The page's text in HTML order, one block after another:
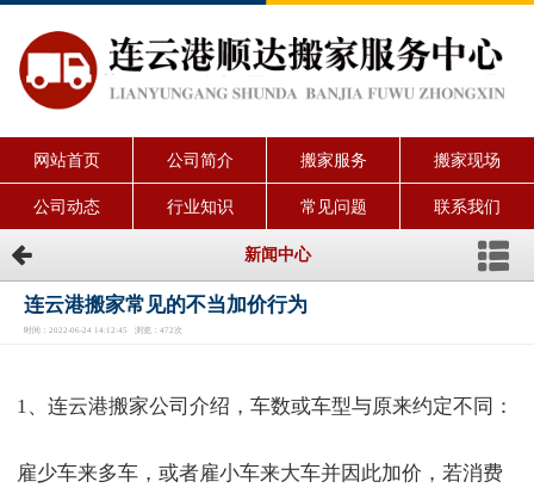
网站首页 公司简介 搬家服务 搬家现场
公司动态 行业知识 常见问题 联系我们
新闻中心
连云港搬家常见的不当加价行为
时间：2022-06-24 14:12:45 浏览：472次
1、连云港搬家公司介绍，车数或车型与原来约定不同：
雇少车来多车，或者雇小车来大车并因此加价，若消费